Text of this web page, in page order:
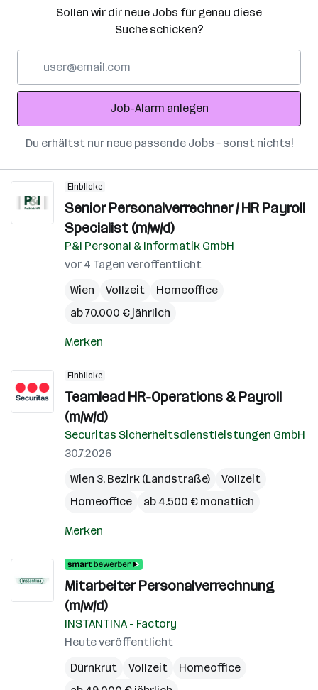
Sollen wir dir neue Jobs für genau diese
Suche schicken?
Adresse
Job-Alarm anlegen
Du erhältst nur neue passende Jobs – sonst nichts!
Einblicke
Senior Personalverrechner / HR Payroll
Specialist (m/w/d)
P&I Personal & Informatik GmbH
vor 4 Tagen veröffentlicht
Wien
Vollzeit
Homeoffice
ab 70.000 € jährlich
Merken
Einblicke
Teamlead HR-Operations & Payroll
(m/w/d)
Securitas Sicherheitsdienstleistungen GmbH
30.7.2026
Wien 3. Bezirk (Landstraße)
Vollzeit
Homeoffice
ab 4.500 € monatlich
Merken
Mitarbeiter Personalverrechnung
(m/w/d)
INSTANTINA - Factory
Heute veröffentlicht
Dürnkrut
Vollzeit
Homeoffice